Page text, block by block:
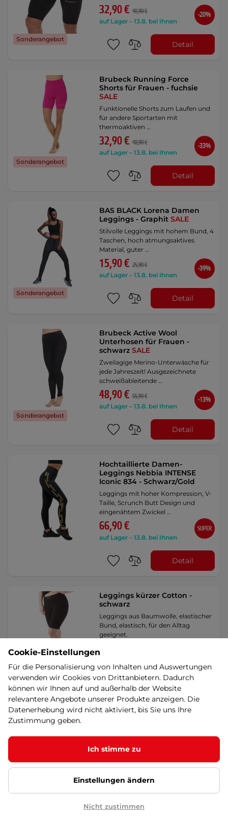
Sonderangebot
32,90 € 40,90 €
auf Lager – 13.8. bei Ihnen
-20%
Detail
Sonderangebot
Brubeck Running Force
Shorts für Frauen - fuchsie
SALE
Funktionelle Shorts zum Laufen und
für andere Sportarten mit
thermoaktiven …
32,90 € 48,90 €
auf Lager – 13.8. bei Ihnen
-33%
Detail
Sonderangebot
BAS BLACK Lorena Damen
Leggings - GraphitSALE
Stilvolle Leggings mit hohem Bund, 4
Taschen, hoch atmungsaktives
Material, guter …
15,90 € 25,90 €
auf Lager – 13.8. bei Ihnen
-39%
Detail
Sonderangebot
Brubeck Active Wool
Unterhosen für Frauen -
schwarzSALE
Zweilagige Merino-Unterwäsche für
jede Jahreszeit! Ausgezeichnete
schweißableitende …
48,90 € 55,90 €
auf Lager – 13.8. bei Ihnen
-13%
Detail
Hochtaillierte Damen-
Leggings Nebbia INTENSE
Iconic 834 - Schwarz/Gold
Leggings mit hoher Kompression, V-
Taille, Scrunch Butt Design und
eingenähtem Zwickel …
66,90 €
auf Lager – 13.8. bei Ihnen
SUPER
Detail
Leggings kürzer Cotton -
schwarz
Leggings aus Baumwolle, elastischer
Bund, elastisch, für den Alltag
geeignet.
8,90 €
Detail
- schwarz
Ein zweilagiges Merino-Shirt für jede
schweißableitende …
53,90 €
auf Lager – 13.8. bei Ihnen
Cookie-Einstellungen
Für die Personalisierung von Inhalten und Auswertungen
verwenden wir Cookies von Drittanbietern. Dadurch
können wir Ihnen auf und außerhalb der Website
relevantere Angebote unserer Produkte anzeigen. Die
Datenerhebung wird nicht aktiviert, bis Sie uns Ihre
Zustimmung geben.
Ich stimme zu
Einstellungen ändern
Nicht zustimmen